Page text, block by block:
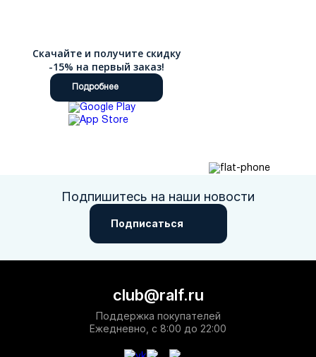
Скачайте и получите скидку
-15% на первый заказ!
Подробнее
Подпишитесь на наши новости
Подписаться
club@ralf.ru
Поддержка покупателей
Ежедневно, с 8:00 до 22:00